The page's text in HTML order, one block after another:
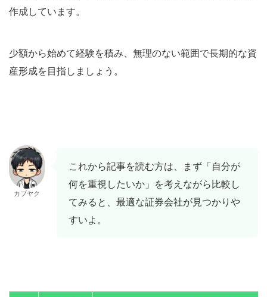
作成しています。
少額から始めて経験を積み、無理のない範囲で長期的な資
産形成を目指しましょう。
カブヤク
これから記事を読む方は、まず「自分が
何を重視したいか」を考えながら比較し
てみると、最適な証券会社が見つかりや
すいよ。